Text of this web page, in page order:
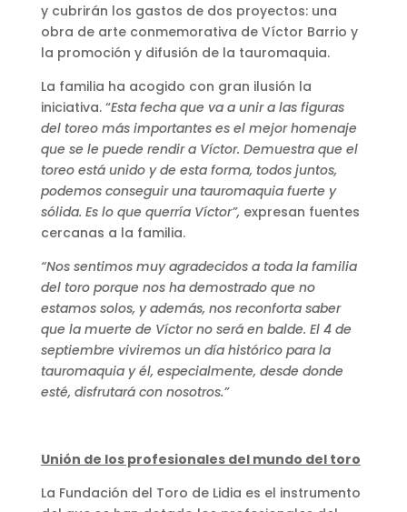
y cubrirán los gastos de dos proyectos: una
obra de arte conmemorativa de Víctor Barrio y
la promoción y difusión de la tauromaquia.
La familia ha acogido con gran ilusión la
iniciativa. “Esta fecha que va a unir a las figuras
del toreo más importantes es el mejor homenaje
que se le puede rendir a Víctor. Demuestra que el
toreo está unido y de esta forma, todos juntos,
podemos conseguir una tauromaquia fuerte y
sólida. Es lo que querría Víctor”, expresan fuentes
cercanas a la familia.
“Nos sentimos muy agradecidos a toda la familia
del toro porque nos ha demostrado que no
estamos solos, y además, nos reconforta saber
que la muerte de Víctor no será en balde. El 4 de
septiembre viviremos un día histórico para la
tauromaquia y él, especialmente, desde donde
esté, disfrutará con nosotros.”
Unión de los profesionales del mundo del toro
La Fundación del Toro de Lidia es el instrumento